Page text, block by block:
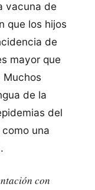
vacuna de
que los hijos
de
mayor que
Muchos
de la
del
una
con